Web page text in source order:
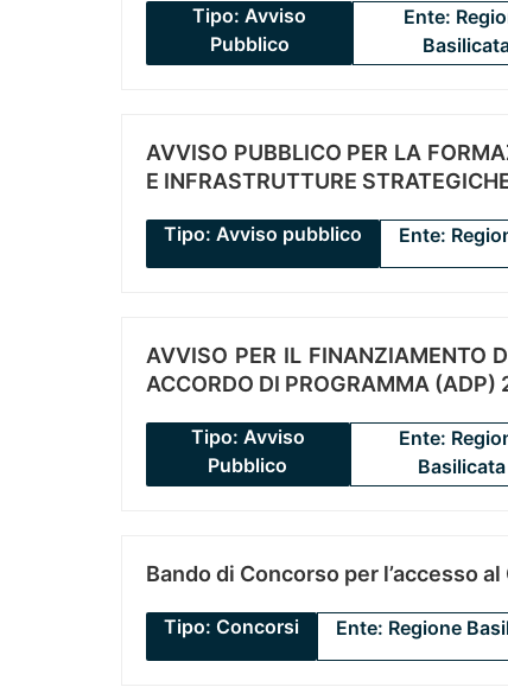
Tipo: Avviso
Pubblico
Ente:
AVVISO PUBBLICO PER LA
E INFRASTRUTTURE
Tipo: Avviso pubblico Ente:
AVVISO PER IL FINANZIAMENTO
ACCORDO DI PROGRAMMA (ADP)
Tipo: Avviso
Pubblico
Ente:
Basilicata
Bando di Concorso per l’accesso
Tipo: Concorsi Ente: Regione